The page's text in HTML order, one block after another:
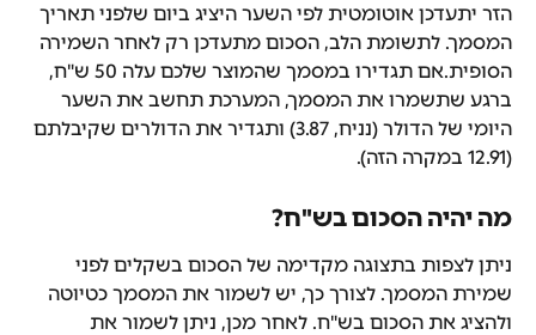
הזר יתעדכן אוטומטית לפי השער היציג ביום שלפני תאריך
המסמך. לתשומת הלב, הסכום מתעדכן רק לאחר השמירה
הסופית.אם תגדירו במסמך שהמוצר שלכם עלה 50 ש"ח,
ברגע שתשמרו את המסמך, המערכת תחשב את השער
היומי של הדולר (נניח, 3.87) ותגדיר את הדולרים שקיבלתם
(12.91 במקרה הזה).
מה יהיה הסכום בש"ח?
ניתן לצפות בתצוגה מקדימה של הסכום בשקלים לפני
שמירת המסמך. לצורך כך, יש לשמור את המסמך כטיוטה
ולהציג את הסכום בש"ח. לאחר מכן, ניתן לשמור את